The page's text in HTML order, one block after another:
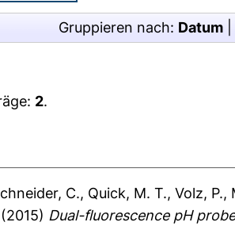
Gruppieren nach: Datum
2.
C., Quick, M. T., Volz, P.,
(2015) Dual-fluorescence pH